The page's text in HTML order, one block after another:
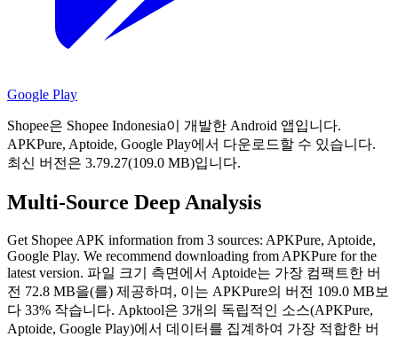
Google Play
Shopee은 Shopee Indonesia이 개발한 Android 앱입니다.
APKPure, Aptoide, Google Play에서 다운로드할 수 있습니다.
최신 버전은 3.79.27(109.0 MB)입니다.
Multi-Source Deep Analysis
Get Shopee APK information from 3 sources: APKPure, Aptoide,
Google Play. We recommend downloading from APKPure for the
latest version. 파일 크기 측면에서 Aptoide는 가장 컴팩트한 버
전 72.8 MB을(를) 제공하며, 이는 APKPure의 버전 109.0 MB보
다 33% 작습니다. Apktool은 3개의 독립적인 소스(APKPure,
Aptoide, Google Play)에서 데이터를 집계하여 가장 적합한 버